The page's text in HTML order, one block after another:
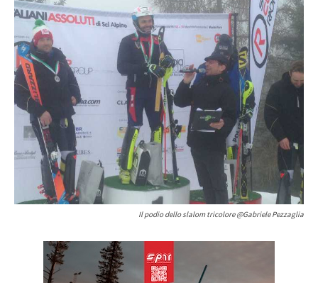
Il podio dello slalom tricolore @Gabriele Pezzaglia